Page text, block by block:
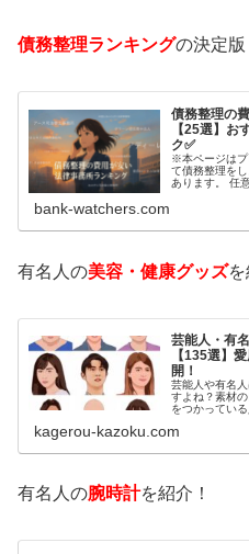
債務整理ランキングの決定版
債務整理の
【25選】お
ク✅
※本ページはプ
て債務整理を
あります。 任
bank-watchers.com
有名人の美容・健康グッズを
芸能人・有
【135選】
開！
芸能人や有名
すよね？素材
をつかってい
いるのでしょ
kagerou-kazoku.com
有名人の腕時計を紹介！